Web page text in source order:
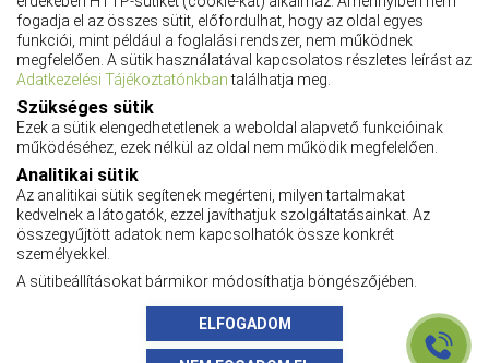
fogadja el az összes sütit, előfordulhat, hogy az oldal egyes
funkciói, mint például a foglalási rendszer, nem működnek
megfelelően. A sütik használatával kapcsolatos részletes leírást az
Adatkezelési Tájékoztatónkbantalálhatja meg.
Szükséges sütik
Ezek a sütik elengedhetetlenek a weboldal alapvető funkcióinak
működéséhez, ezek nélkül az oldal nem működik megfelelően.
Analitikai sütik
Az analitikai sütik segítenek megérteni, milyen tartalmakat
kedvelnek a látogatók, ezzel javíthatjuk szolgáltatásainkat. Az
összegyűjtött adatok nem kapcsolhatók össze konkrét
személyekkel.
A sütibeállításokat bármikor módosíthatja böngészőjében.
ELFOGADOM
Adatkezelési tájékoztató
Adatvédelmi tájékoztató
Impresszum
és aCanva.comlicence alapján kerültek felhasználásra.
szemeszetikozpont.hu
. Minden jog fenntartva
Manta Marketing| Programozás:ApponésGyörgy Nándor